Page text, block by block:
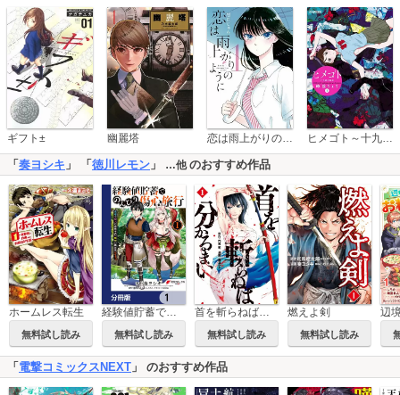
ギフト± 幽麗塔 恋は雨上がりのように ヒメゴト～十九歳の制服～
「 奏ヨシキ 」 「 徳川レモン 」 …他のおすすめ作品
ホームレス転生
無料試し読み
経験値貯蓄でのんびり傷心旅行【分冊版】
無料試し読み
首を斬らねば分かるまい
無料試し読み
燃えよ剣
無料試し読み
「 電撃コミックスNEXT 」 のおすすめ作品